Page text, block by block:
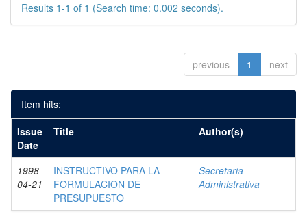
Results 1-1 of 1 (Search time: 0.002 seconds).
previous 1 next
Item hits:
Issue
Date
Title Author(s)
1998-
04-21
INSTRUCTIVO PARA LA
FORMULACION DE
PRESUPUESTO
Secretaria
Administrativa